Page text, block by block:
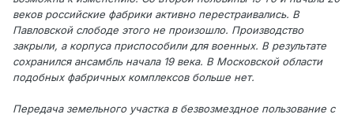
веков российские фабрики активно перестраивались. В
Павловской слободе этого не произошло. Производство
закрыли, а корпуса приспособили для военных. В результате
сохранился ансамбль начала 19 века. В Московской области
подобных фабричных комплексов больше нет.
Передача земельного участка в безвозмездное пользование с